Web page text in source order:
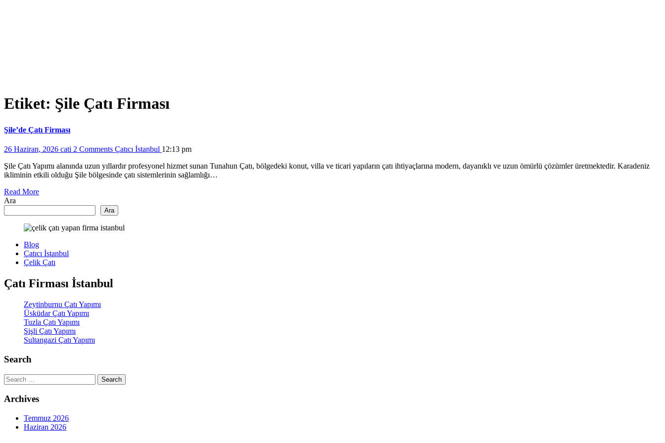
Etiket: Şile Çatı Firması
Şile’de Çatı Firması
26 Haziran, 2026 cati 2 Comments Çatıcı İstanbul 12:13 pm
Şile Çatı Yapımı alanında uzun yıllardır profesyonel hizmet sunan Tunahun Çatı, bölgedeki konut, villa ve ticari yapıların çatı ihtiyaçlarına modern, dayanıklı ve uzun ömürlü çözümler üretmektedir. Karadeniz
ikliminin etkili olduğu Şile bölgesinde çatı sistemlerinin sağlamlığı…
Read More
Ara
Ara
Blog
Çatıcı İstanbul
Çelik Çatı
Çatı Firması İstanbul
Zeytinburnu Çatı Yapımı
Üsküdar Çatı Yapımı
Tuzla Çatı Yapımı
Şişli Çatı Yapımı
Sultangazi Çatı Yapımı
Search
Search
Archives
Temmuz 2026
Haziran 2026